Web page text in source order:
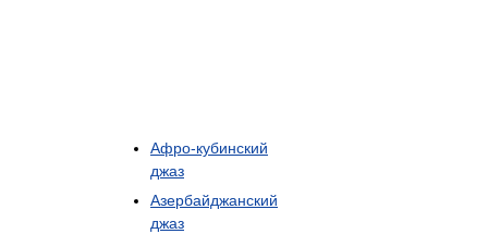
Афро-кубинский
джаз
Азербайджанский
джаз